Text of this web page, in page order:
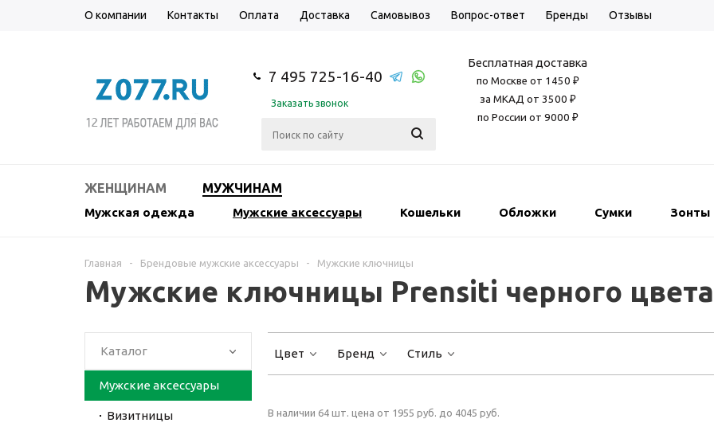
О компании Контакты Оплата Доставка Самовывоз Вопрос-ответ Бренды Отзывы
7 495 725-16-40
Заказать звонок
Бесплатная доставка
по Москве от 1450 ₽
за МКАД от 3500 ₽
по России от 9000 ₽
ЖЕНЩИНАМ МУЖЧИНАМ
Мужская одежда Мужские аксессуары Кошельки Обложки Сумки Зонты
Главная - Брендовые мужские аксессуары - Мужские ключницы
Мужские ключницы Prensiti черного цвета
Каталог
Мужские аксессуары
Визитницы
Цвет Бренд Стиль
В наличии 64 шт. цена от 1955 руб. до 4045 руб.